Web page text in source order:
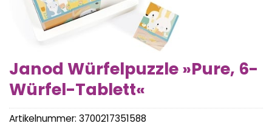
Janod Würfelpuzzle »Pure, 6-
Würfel-Tablett«
Artikelnummer: 3700217351588